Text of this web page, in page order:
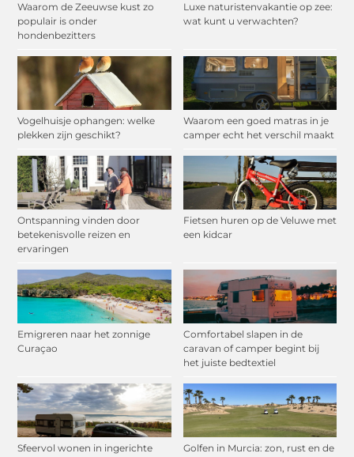
Waarom de Zeeuwse kust zo
populair is onder
hondenbezitters
Luxe naturistenvakantie op zee:
wat kunt u verwachten?
Vogelhuisje ophangen: welke
plekken zijn geschikt?
Waarom een goed matras in je
camper echt het verschil maakt
Ontspanning vinden door
betekenisvolle reizen en
ervaringen
Fietsen huren op de Veluwe met
een kidcar
Emigreren naar het zonnige
Curaçao
Comfortabel slapen in de
caravan of camper begint bij
het juiste bedtextiel
Sfeervol wonen in ingerichte
Golfen in Murcia: zon, rust en de